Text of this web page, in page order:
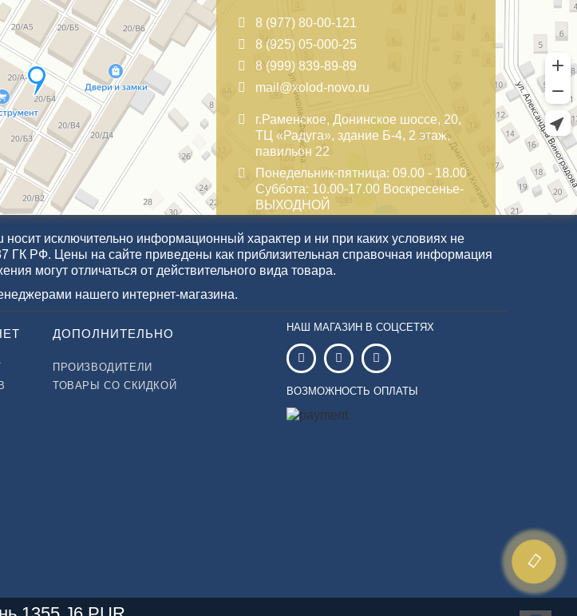
8 (977) 80-00-121
8 (925) 05-000-25
8 (999) 839-89-89
mail@xolod-novo.ru
г.Раменское, Донинское шоссе, 20,
ТЦ «Радуга», здание Б-4, 2 этаж,
павильон 22
Понедельник-пятница: 09.00 - 18.00
Суббота: 10.00-17.00 Воскресенье-
ВЫХОДНОЙ
исключительно информационный характер и ни при каких условиях не
ГК РФ. Цены на сайте приведены как приблизительная справочная информация
могут отличаться от действительного вида товара.
нашего интернет-магазина.
ДОПОЛНИТЕЛЬНО
ПРОИЗВОДИТЕЛИ
ТОВАРЫ СО СКИДКОЙ
НАШ МАГАЗИН В СОЦСЕТЯХ
ВОЗМОЖНОСТЬ ОПЛАТЫ